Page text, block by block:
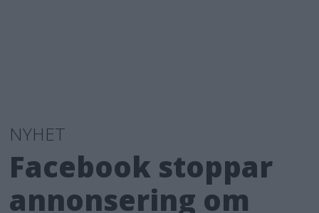
NYHET
Facebook stoppar
annonsering om